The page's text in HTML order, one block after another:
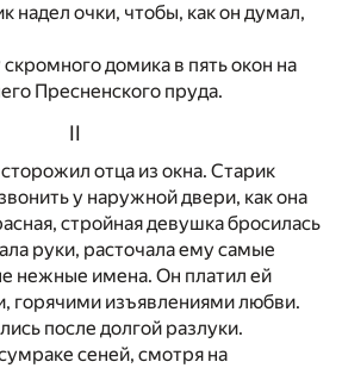
надел очки, чтобы, как он думал,
домика в пять окон на
Пресненского пруда.
II
отца из окна. Старик
у наружной двери, как она
стройная девушка бросилась
руки, расточала ему самые
нежные имена. Он платил ей
горячими изъявлениями любви.
после долгой разлуки.
сеней, смотря на